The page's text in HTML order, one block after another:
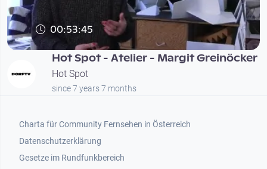
00:53:45
Hot Spot - Atelier - Margit Greinöcker
Hot Spot
since 7 years 7 months
Footer 1
Charta für Community Fernsehen in Österreich
Datenschutzerklärung
Gesetze im Rundfunkbereich